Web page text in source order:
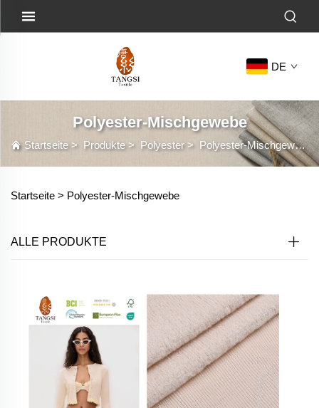
DE
Polyester-Mischgewebe
Startseite> Produkte> Polyester> Polyester-Mischgewebe
Startseite > Polyester-Mischgewebe
ALLE PRODUKTE